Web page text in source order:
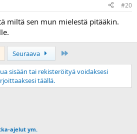
#20
miltä sen mun mielestä pitääkin.
Seuraava
sisään tai rekisteröityä voidaksesi
täällä.
ajelut ym.